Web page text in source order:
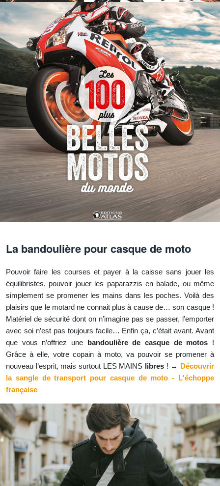
La bandoulière pour casque de moto
Pouvoir faire les courses et payer à la caisse sans jouer les
équilibristes, pouvoir jouer les paparazzis en balade, ou même
simplement se promener les mains dans les poches. Voilà des
plaisirs que le motard ne connait plus à cause de… son casque !
Matériel de sécurité dont on n’imagine pas se passer, l’emporter
avec soi n’est pas toujours facile… Enfin ça, c’était avant. Avant
que vous n’offriez une bandoulière de casque de motos !
Grâce à elle, votre copain à moto, va pouvoir se promener à
nouveau l’esprit, mais surtout LES MAINS libres ! → Découvrir
la sangle de transport pour casque de moto - L'échoppe
française